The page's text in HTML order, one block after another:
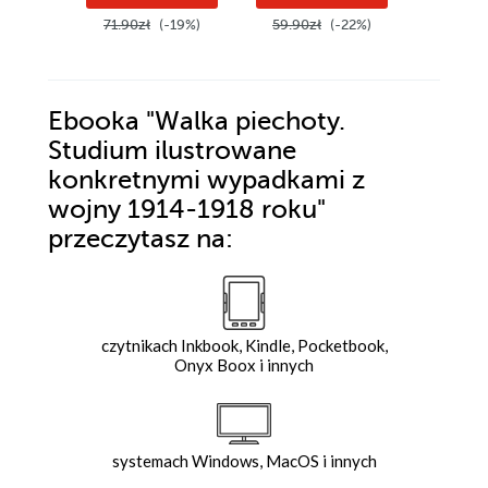
71.90zł (-19%) 59.90zł (-22%)
Ebooka "Walka piechoty.
Studium ilustrowane
konkretnymi wypadkami z
wojny 1914-1918 roku"
przeczytasz na:
czytnikach Inkbook, Kindle, Pocketbook,
Onyx Boox i innych
systemach Windows, MacOS i innych